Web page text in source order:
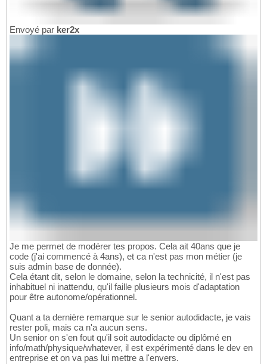
Envoyé par ker2x
Je me permet de modérer tes propos. Cela ait 40ans que je
code (j'ai commencé à 4ans), et ca n'est pas mon métier (je
suis admin base de donnée).
Cela étant dit, selon le domaine, selon la technicité, il n'est pas
inhabituel ni inattendu, qu'il faille plusieurs mois d'adaptation
pour être autonome/opérationnel.
Quant a ta dernière remarque sur le senior autodidacte, je vais
rester poli, mais ca n'a aucun sens.
Un senior on s'en fout qu'il soit autodidacte ou diplômé en
info/math/physique/whatever, il est expérimenté dans le dev en
entreprise et on va pas lui mettre a l'envers.